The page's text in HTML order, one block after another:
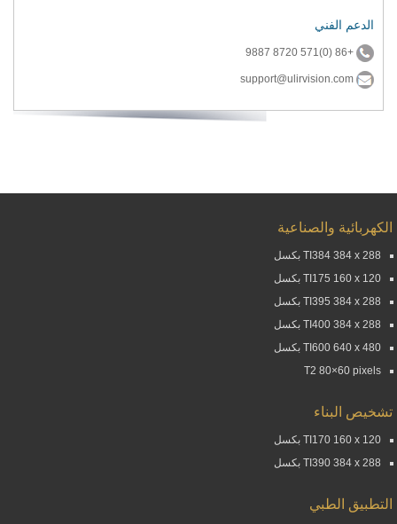
الدعم الفني
+86 (0)571 8720 9887
الكهربائية والصناعية
TI384 384 x 288 بكسل
TI175 160 x 120 بكسل
TI395 384 x 288 بكسل
TI400 384 x 288 بكسل
TI600 640 x 480 بكسل
T2 80×60 pixels
تشخيص البناء
TI170 160 x 120 بكسل
TI390 384 x 288 بكسل
التطبيق الطبي